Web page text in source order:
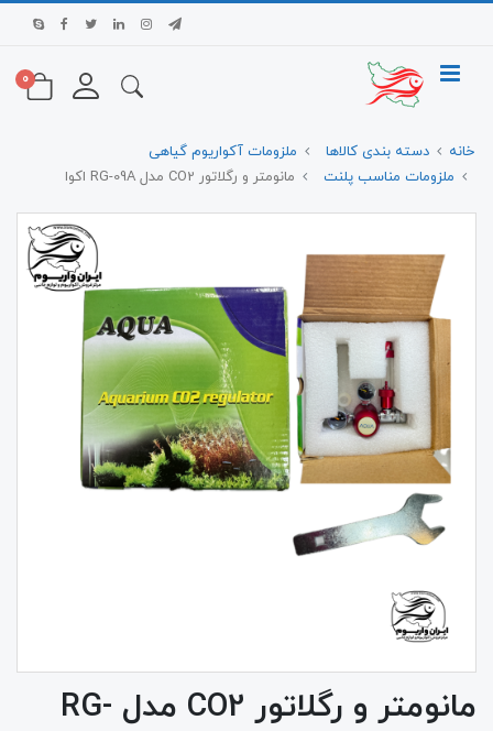
0
خانه دسته بندی کالاها
ملزومات آکواریوم گیاهی
ملزومات مناسب پلنت
مانومتر و رگلاتور CO2 مدل RG-09A اکوا
مانومتر و رگلاتور CO2 مدل RG-